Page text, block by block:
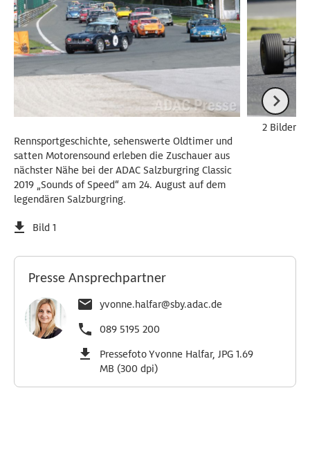
Rennsportgeschichte, sehenswerte Oldtimer und
satten Motorensound erleben die Zuschauer aus
nächster Nähe bei der ADAC Salzburgring Classic
2019 „Sounds of Speed“ am 24. August auf dem
legendären Salzburgring.
Bild 1
2 Bilder
Presse Ansprechpartner
yvonne.halfar@sby.adac.de
089 5195 200
Pressefoto Yvonne Halfar, JPG 1.69
MB (300 dpi)